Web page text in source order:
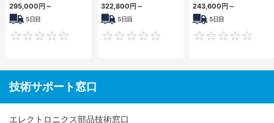
295,000円～
5日目
0
322,800円～
5日目
0
243,600円～
5日目
技術サポート窓口
エレクトロニクス部品技術窓口